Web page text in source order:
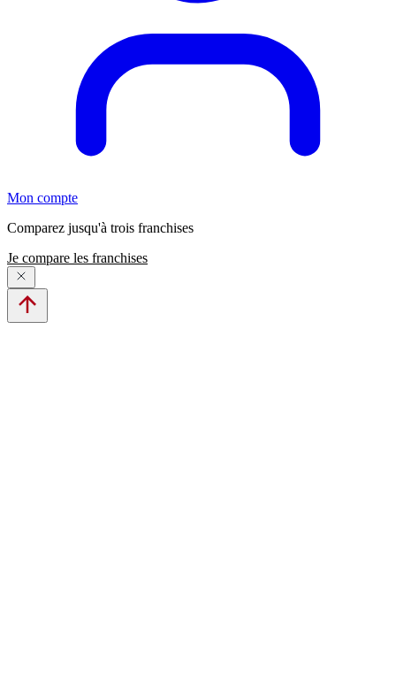
Mon compte
Comparez jusqu'à trois franchises
Je compare les franchises